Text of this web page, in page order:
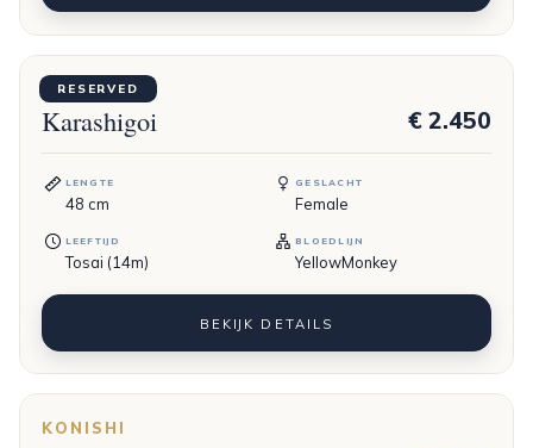
RESERVED
DAINICHI
Karashigoi € 2.450
LENGTE
48 cm
GESLACHT
Female
LEEFTIJD
Tosai (14m)
BLOEDLIJN
YellowMonkey
BEKIJK DETAILS
KONISHI